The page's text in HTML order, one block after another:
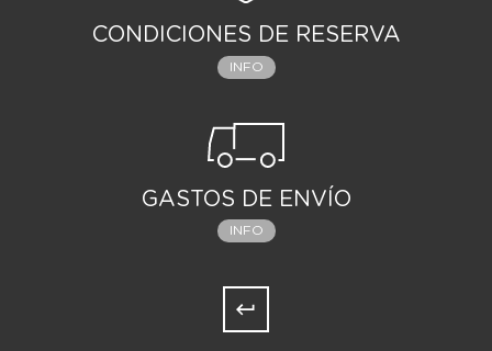
CONDICIONES DE RESERVA
INFO
GASTOS DE ENVÍO
INFO